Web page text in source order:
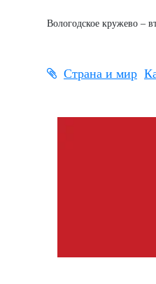
Вологодское кружево –
Страна и мир